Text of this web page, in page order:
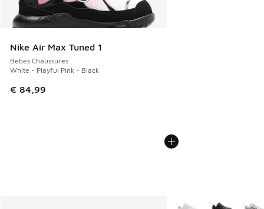
Nike Air Max Tuned 1
Bebes Chaussures
White - Playful Pink - Black
€ 84,99
Plus de couleurs